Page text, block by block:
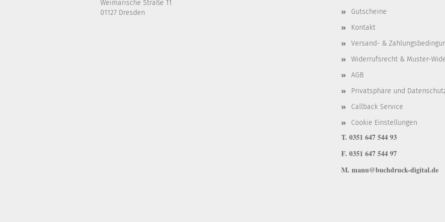
Weimarische Straße 11
01127 Dresden
Gutscheine
Kontakt
Versand- &
Widerrufsrecht & Muster-
AGB
Privatsphäre und
Callback Service
Cookie Einstellungen
T. 0351 647 544 93
F. 0351 647 544 97
M. manu@buchdruck-digital.de